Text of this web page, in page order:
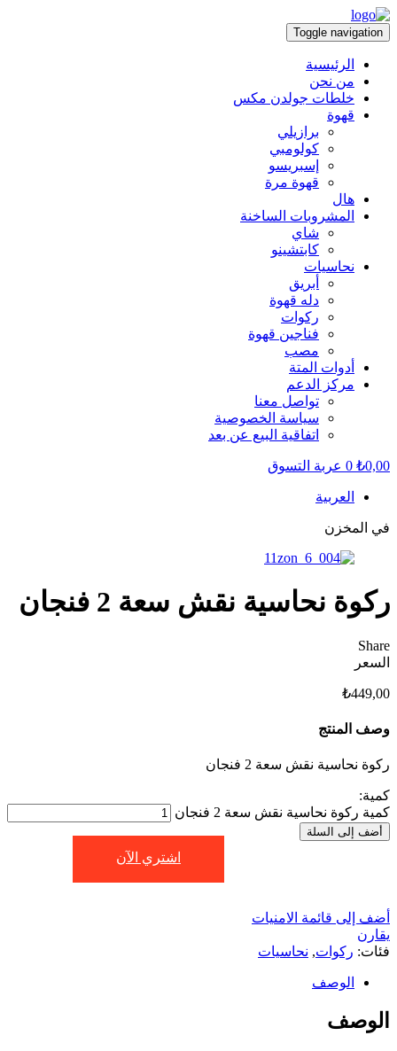
Toggle navigation
الرئيسية
من نحن
خلطات جولدن مكس
قهوة
برازيلي
كولومبي
إسبريسو
قهوة مرة
هال
المشروبات الساخنة
شاي
كابتشينو
نحاسيات
أبريق
‏دله قهوة
ركوات
فناجين قهوة
مصب
أدوات المتة
مركز الدعم
تواصل معنا
سياسة الخصوصية
اتفاقية البيع عن بعد
₺0,00
0 عربة التسوق
العربية
في المخزن
ركوة نحاسية نقش سعة 2 فنجان
Share
السعر
₺449,00
وصف المنتج
ركوة نحاسية نقش سعة 2 فنجان
كمية:
كمية ركوة نحاسية نقش سعة 2 فنجان
أضف إلى السلة
اشتري الآن
أضف إلى قائمة الامنيات
يقارن
فئات: ركوات, نحاسيات
الوصف
الوصف